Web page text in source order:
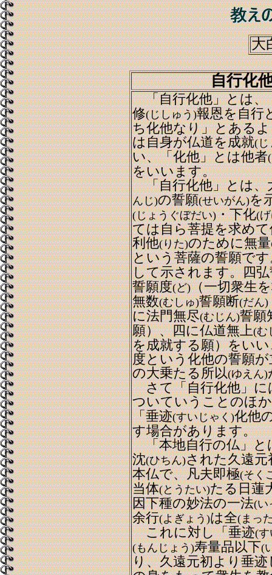
大
自行化
「自行化他」とは、
修(じしゅう)報恩を自行
ち化他なり」とある
は自身が仏道を成就(じ
い、「化他」とは他者
をいいます。
「自行化他」とは、
んじ)の誓願(せいがん)を
(じょうぐぼだい)・下化(
ては自ら菩提を求め
利他(りた)のために無
という菩薩の誓願で
して示されます。四
誓願度(ど)（一切衆生
無数(むしゅ)誓願断(だん)
に法門無尽(むじん)誓願
願）、四に仏道無上(む
を成就する願）をい
度という化他の誓願
の大乗たる所以(ゆえん)
さて「自行化他」に
ついていうことのほ
「垂迹(すいじゃく)化他
す場合があります。
「本地自行の仏」と
沈(ひちん)された久遠元
本仏で、凡夫即極(そく
当体(とうたい)たる日蓮
因下種の妙法の一法(い
余行(よぎょう)は全(まっ
これに対し「垂迹(す
(もんじょう)寿量品以下(
り、久遠元初より垂迹